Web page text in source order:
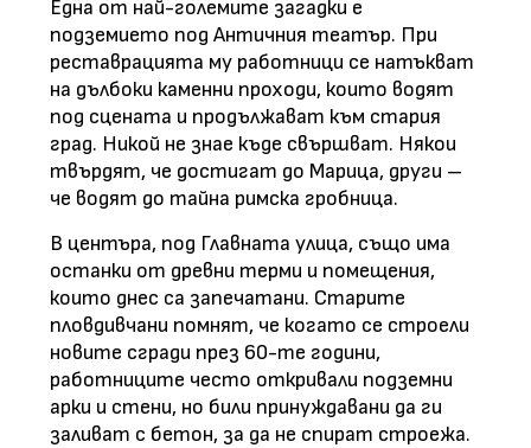
Една от най-големите загадки е
подземието под Античния театър. При
реставрацията му работници се натъкват
на дълбоки каменни проходи, които водят
под сцената и продължават към стария
град. Никой не знае къде свършват. Някои
твърдят, че достигат до Марица, други –
че водят до тайна римска гробница.
В центъра, под Главната улица, също има
останки от древни терми и помещения,
които днес са запечатани. Старите
пловдивчани помнят, че когато се строели
новите сгради през 60-те години,
работниците често откривали подземни
арки и стени, но били принуждавани да ги
заливат с бетон, за да не спират строежа.